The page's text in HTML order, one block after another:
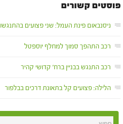
פוסטים קשורים
ניסנבאום פינת העמל: שני פצועים
רכב התהפך סמוך למחלף יוספטל
רכב התנגש בבניין ברח' קדושי קהיר
הלילה: פצועים קל בתאונת דרכים בבלפור